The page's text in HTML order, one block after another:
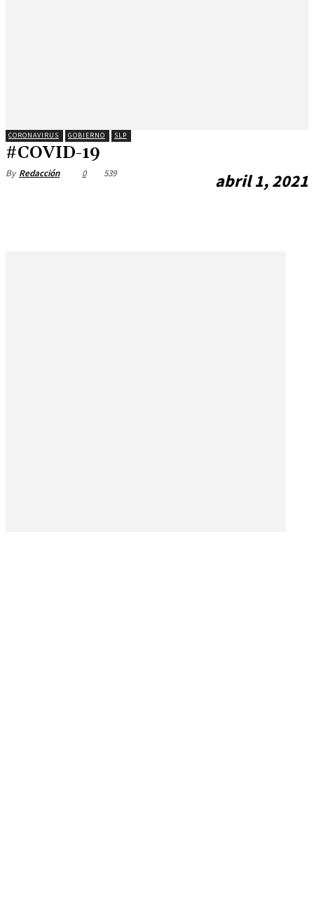
CORONAVIRUS GOBIERNO SLP
#COVID-19
By Redacción abril 1, 2021
0 539